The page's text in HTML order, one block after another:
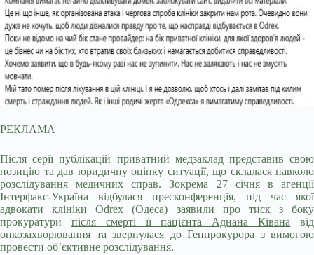
РЕКЛАМА
Після серії публікацій приватний медзаклад представив свою
позицію та дав юридичну оцінку ситуації, що склалася навколо
розслідування медичних справ. Зокрема 27 січня в агенції
Інтерфакс-Україна відбулася пресконференція, під час якої
адвокати клініки Odrex (Одеса) заявили про тиск з боку
прокуратури після смерті її пацієнта Аднана Ківана від
онкозахворювання та звернулася до Генпрокурора з вимогою
провести об’єктивне розслідування.